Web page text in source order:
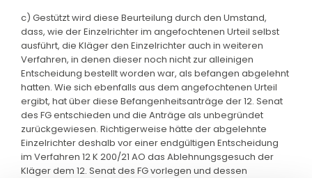
c) Gestützt wird diese Beurteilung durch den Umstand,
dass, wie der Einzelrichter im angefochtenen Urteil selbst
ausführt, die Kläger den Einzelrichter auch in weiteren
Verfahren, in denen dieser noch nicht zur alleinigen
Entscheidung bestellt worden war, als befangen abgelehnt
hatten. Wie sich ebenfalls aus dem angefochtenen Urteil
ergibt, hat über diese Befangenheitsanträge der 12. Senat
des FG entschieden und die Anträge als unbegründet
zurückgewiesen. Richtigerweise hätte der abgelehnte
Einzelrichter deshalb vor einer endgültigen Entscheidung
im Verfahren 12 K 200/21 AO das Ablehnungsgesuch der
Kläger dem 12. Senat des FG vorlegen und dessen